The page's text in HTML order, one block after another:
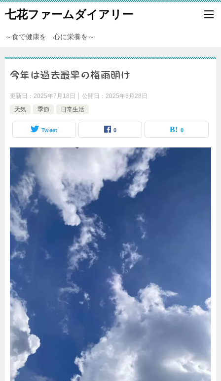
七花ファームダイアリー
～食で健康を 心に栄養を～
今年は過去最早の梅雨明け
更新日： 2025年7月18日 公開日： 2025年6月28日
天気
季節 日常生活
Tweet 0 0